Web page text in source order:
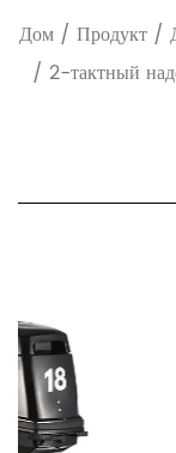
Дом / Продукт /
/ 2-тактный